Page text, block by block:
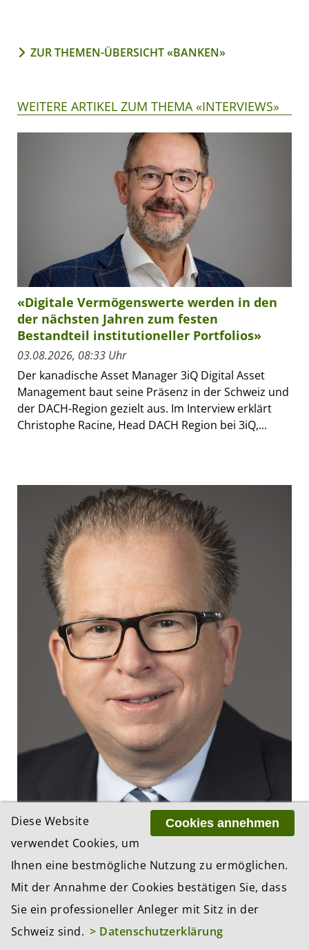
ZUR THEMEN-ÜBERSICHT «BANKEN»
WEITERE ARTIKEL ZUM THEMA «INTERVIEWS»
«Digitale Vermögenswerte werden in den
der nächsten Jahren zum festen
Bestandteil institutioneller Portfolios»
03.08.2026, 08:33 Uhr
Der kanadische Asset Manager 3iQ Digital Asset
Management baut seine Präsenz in der Schweiz und
der DACH-Region gezielt aus. Im Interview erklärt
Christophe Racine, Head DACH Region bei 3iQ,...
ACATIS-CEO Thorsten Schrieber: «Feinschliff
für den Diamanten»
28.07.2026, 13:50 Uhr
Der neue ACATIS-CEO Thorsten Schrieber will sanft
mit Thomas Bosch, Dr. Claudia Giani-Leber und Dr.
Cookies annehmen
Diese Website
verwendet Cookies, um
Ihnen eine bestmögliche Nutzung zu ermöglichen.
Mit der Annahme der Cookies bestätigen Sie, dass
Sie ein professioneller Anleger mit Sitz in der
Schweiz sind. > Datenschutzerklärung